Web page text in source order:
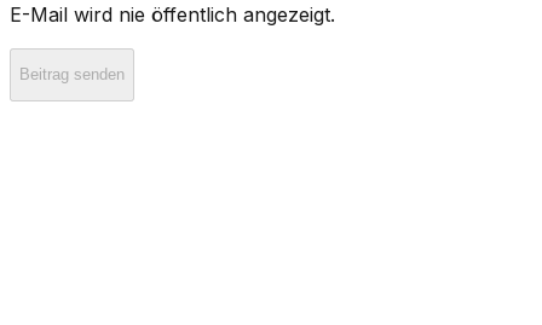
E-Mail wird nie öffentlich angezeigt.
Beitrag senden